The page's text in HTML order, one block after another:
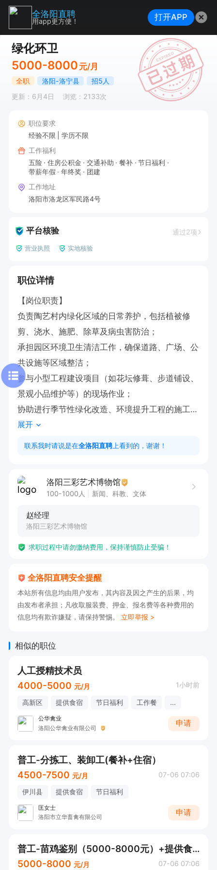
绿化环卫
5000-8000 元/月
全职 洛阳-洛宁县
招5人
更新：6月4日
浏览：2133次
职位要求
经验不限
学历不限
工作福利
五险
住房公积金 交通补助 餐补
节日福利
带薪年假
年终奖
团建
工作地址
洛阳市洛龙区军民路4号
平台核验 通过2项
营业执照 实地核验
职位详情
【岗位职责】
负责陶艺村内绿化区域的日常养护，包括植被修
剪、浇水、施肥、除草及病虫害防治；
承担园区环境卫生清洁工作，确保道路、广场、公
共设施等区域整洁；
参与小型工程建设项目（如花坛修葺、步道铺设、
景观小品维护等）的现场作业；
协助进行季节性绿化改造、环境提升工程的施工与
维护；
定期检查绿化及环卫设施，发现问题及时上报并处
【任职要求】
经验背景：有绿化养护、环卫保洁或基础工程建设
技能要求：掌握基础的园艺工具使用技巧，了解常
具备泥瓦、木工、电焊等基础技能者更佳；
职业素养：工作踏实认真，责任心强，服从管理，
具备团队协作意识；
任务。
展开
联系我时请说是在全洛阳直聘 上看到的，谢谢！
洛阳三彩艺术博物馆
100-1000人 新闻、科教、文体
赵经理
洛阳三彩艺术博物馆
求职过程中请勿缴纳费用，保持谨慎防止受骗！
全洛阳直聘安全提醒
本站所有信息均由用户发布，其内容及因之产生的后果，均
由发布者承担；凡收取服装费、押金、报名费等各种费用的
信息均有欺诈嫌疑，请保持警惕。 立即举报 >
相似的职位
人工授精技术员
4000-5000 元/月 1小时前
高新区 提供食宿 节日福利 工作餐 ...
公华禽业
洛阳公华禽业有限公司
申请
普工-分拣工、装卸工(餐补+住宿）
4500-7500 元/月 07-06 07:06
伊川县 提供食宿 节日福利
匡女士
洛阳市立华畜禽有限公司
申请
普工-苗鸡鉴别（5000-8000元）+提供食宿
5000-8000 元/月 07-06 07:06
全洛阳直聘
用app更方便！ 打开APP